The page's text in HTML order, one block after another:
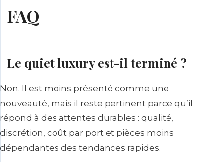
FAQ
Le quiet luxury est-il terminé ?
Non. Il est moins présenté comme une
nouveauté, mais il reste pertinent parce qu’il
répond à des attentes durables : qualité,
discrétion, coût par port et pièces moins
dépendantes des tendances rapides.